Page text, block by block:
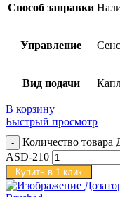
Способ заправки
Управление
Вид подачи
В корзину
Быстрый просмотр
Количество товара
ASD-210
Купить в 1 клик